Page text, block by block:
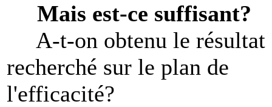
Mais est-ce suffisant?
A-t-on obtenu le résultat
recherché sur le plan de
l'efficacité?